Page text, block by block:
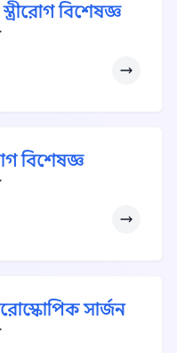
বিশেষজ্ঞ
বিশেষজ্ঞ
সার্জন